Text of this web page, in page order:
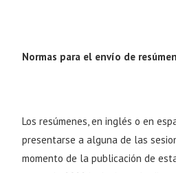
Normas para el envío de
Los resúmenes, en inglés o en
presentarse a alguna de las
momento de la publicación de